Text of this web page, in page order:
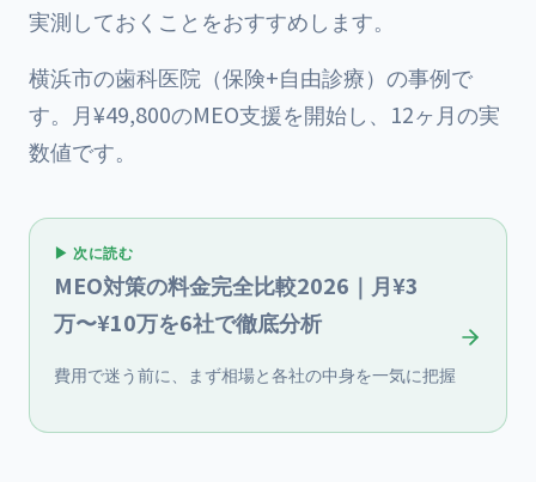
実測しておくことをおすすめします。
横浜市の歯科医院（保険+自由診療）の事例で
す。月¥49,800のMEO支援を開始し、12ヶ月の実
数値です。
▶ 次に読む
MEO対策の料金完全比較2026｜月¥3
万〜¥10万を6社で徹底分析
費用で迷う前に、まず相場と各社の中身を一気に把握